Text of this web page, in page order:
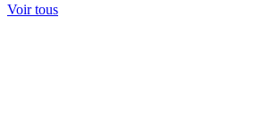
Voir tous